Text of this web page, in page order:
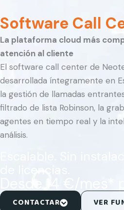
Software Call
La plataforma cloud más
atención al cliente
El software call center de
desarrollada íntegramente en
la gestión de llamadas
filtrado de lista Robinson, la
agentes en tiempo real y la
análisis.
Escalable. Sin
Desde 14 €/
CONTACTAR VER